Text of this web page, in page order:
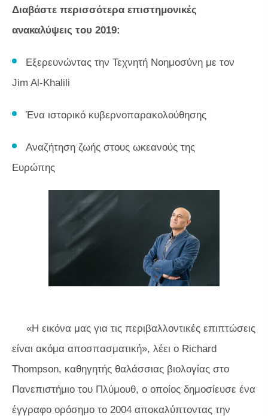
Διαβάστε περισσότερα επιστημονικές
ανακαλύψεις του 2019:
Εξερευνώντας την Τεχνητή Νοημοσύνη με τον
Jim Al-Khalili
Ένα ιστορικό κυβερνοπαρακολούθησης
Αναζήτηση ζωής στους ωκεανούς της
Ευρώπης
«Η εικόνα μας για τις περιβαλλοντικές επιπτώσεις
είναι ακόμα αποσπασματική», λέει ο Richard
Thompson, καθηγητής θαλάσσιας βιολογίας στο
Πανεπιστήμιο του Πλύμουθ, ο οποίος δημοσίευσε ένα
έγγραφο ορόσημο το 2004 αποκαλύπτοντας την